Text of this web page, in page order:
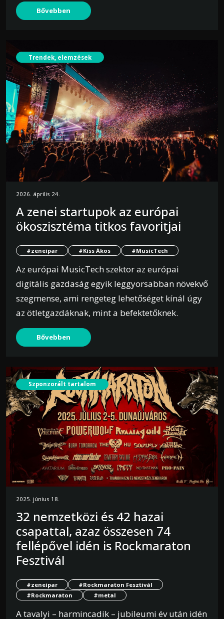
Bővebben
Trendek, elemzések
2026. április 24.
A zenei startupok az európai
ökoszisztéma titkos favoritjai
#zeneipar #Kiss Ákos #MusicTech
Az európai MusicTech szektor az európai
digitális gazdaság egyik leggyorsabban növekvő
szegmense, ami rengeteg lehetőséget kínál úgy
az ötletgazdáknak, mint a befektetőknek.
Bővebben
Szponzorált tartalom
2025. június 18.
32 nemzetközi és 42 hazai
csapattal, azaz összesen 74
fellépővel idén is Rockmaraton
Fesztivál
#zeneipar
#Rockmaraton Fesztivál
#Rockmaraton
#metal
A tavalyi – harmincadik – jubileumi év után idén